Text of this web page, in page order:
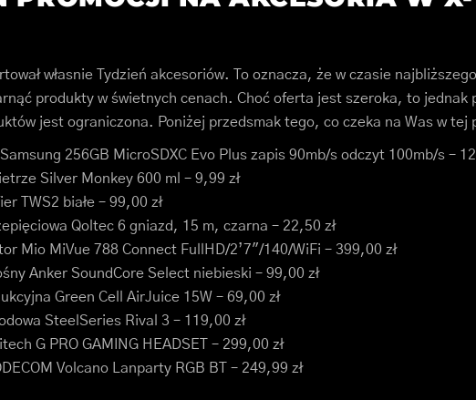
własnie Tydzień akcesoriów. To oznacza, że w czasie
produkty w świetnych cenach. Choć oferta jest szeroka, to jednak
jest ograniczona. Poniżej przedsmak tego, co czeka na Was w tej
256GB MicroSDXC Evo Plus zapis 90mb/s odczyt 100mb/s –
Silver Monkey 600 ml – 9,99 zł
TWS2 białe – 99,00 zł
Qoltec 6 gniazd, 15 m, czarna – 22,50 zł
Mio MiVue 788 Connect FullHD/2’7″/140/WiFi – 399,00 zł
Anker SoundCore Select niebieski – 99,00 zł
Green Cell AirJuice 15W – 69,00 zł
SteelSeries Rival 3 – 119,00 zł
G PRO GAMING HEADSET – 299,00 zł
Volcano Lanparty RGB BT – 249,99 zł